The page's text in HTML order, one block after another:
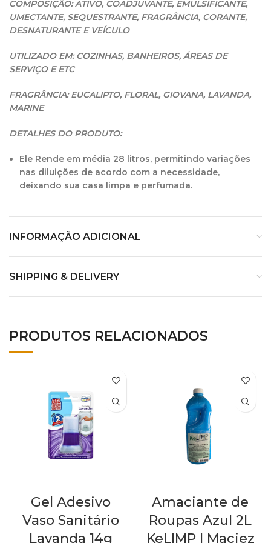
COMPOSIÇÃO: ATIVO, COADJUVANTE, EMULSIFICANTE,
UMECTANTE, SEQUESTRANTE, FRAGRÂNCIA, CORANTE,
DESNATURANTE E VEÍCULO
UTILIZADO EM: COZINHAS, BANHEIROS, ÁREAS DE
SERVIÇO E ETC
FRAGRÂNCIA: EUCALIPTO, FLORAL, GIOVANA, LAVANDA,
MARINE
DETALHES DO PRODUTO:
Ele Rende em média 28 litros, permitindo variações
nas diluições de acordo com a necessidade,
deixando sua casa limpa e perfumada.
INFORMAÇÃO ADICIONAL
SHIPPING & DELIVERY
PRODUTOS RELACIONADOS
Gel Adesivo
Vaso Sanitário
Lavanda 14g
Amaciante de
Roupas Azul 2L
KeLIMP | Maciez